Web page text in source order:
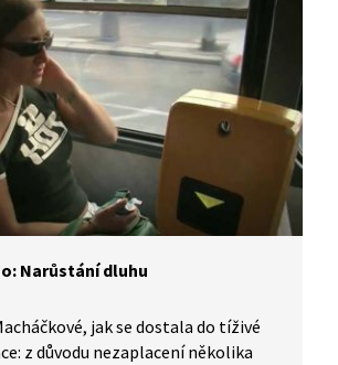
Narůstání dluhu
jak se dostala do tíživé
z důvodu nezaplacení několika